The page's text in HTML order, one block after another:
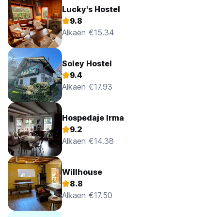
Lucky's Hostel
9.8
Alkaen €15.34
Soley Hostel
9.4
Alkaen €17.93
Hospedaje Irma
9.2
Alkaen €14.38
Willhouse
8.8
Alkaen €17.50